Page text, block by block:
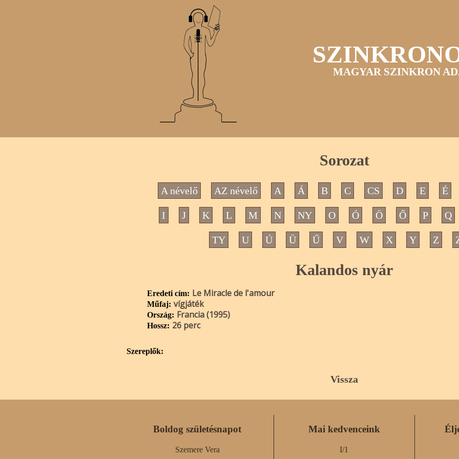
MAGYAR SZINKRON
Sorozat
A névelő AZ névelő A Á B C CS D E É
I J K L M N NY O Ó Ö Ő P Q
TY U Ú Ü Ű V W X Y Z
Kalandos nyár
Eredeti cím: Le Miracle de l'amour
Műfaj: vígjáték
Ország: Francia (1995)
Hossz: 26 perc
Szereplők:
Vissza
Boldog születésnapot
Szemere Vera
Mai kedvenceink
I/1